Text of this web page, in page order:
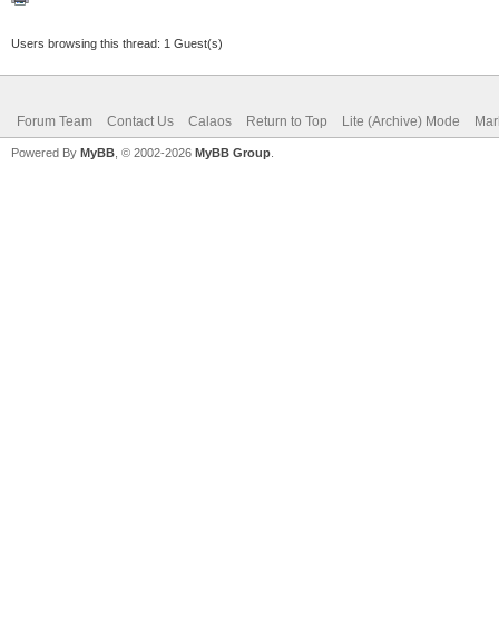
Users browsing this thread: 1 Guest(s)
Forum Team Contact Us Calaos Return to Top Lite (Archive) Mode
Powered By MyBB , © 2002-2026 MyBB Group